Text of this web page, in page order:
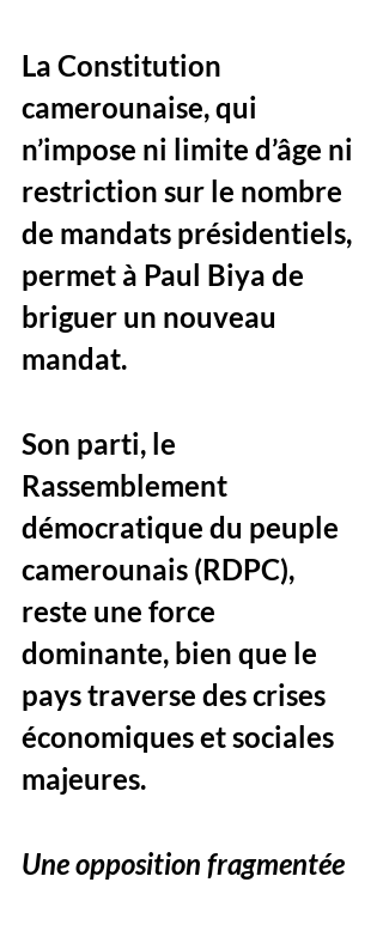
La Constitution
camerounaise, qui
n’impose ni limite d’âge ni
restriction sur le nombre
de mandats présidentiels,
permet à Paul Biya de
briguer un nouveau
mandat.
Son parti, le
Rassemblement
démocratique du peuple
camerounais (RDPC),
reste une force
dominante, bien que le
pays traverse des crises
économiques et sociales
majeures.
Une opposition fragmentée